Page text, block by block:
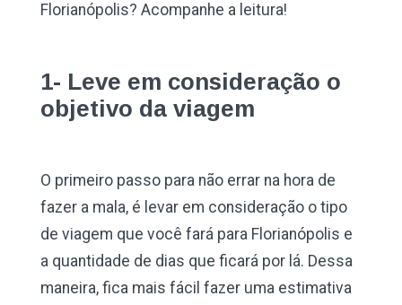
Florianópolis? Acompanhe a leitura!
1- Leve em consideração o
objetivo da viagem
O primeiro passo para não errar na hora de
fazer a mala, é levar em consideração o tipo
de viagem que você fará para Florianópolis e
a quantidade de dias que ficará por lá. Dessa
maneira, fica mais fácil fazer uma estimativa